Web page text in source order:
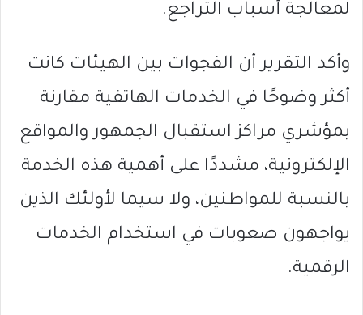
لمعالجة أسباب التراجع.
وأكد التقرير أن الفجوات بين الهيئات كانت
أكثر وضوحًا في الخدمات الهاتفية مقارنة
بمؤشري مراكز استقبال الجمهور والمواقع
الإلكترونية، مشددًا على أهمية هذه الخدمة
بالنسبة للمواطنين، ولا سيما لأولئك الذين
يواجهون صعوبات في استخدام الخدمات
الرقمية.